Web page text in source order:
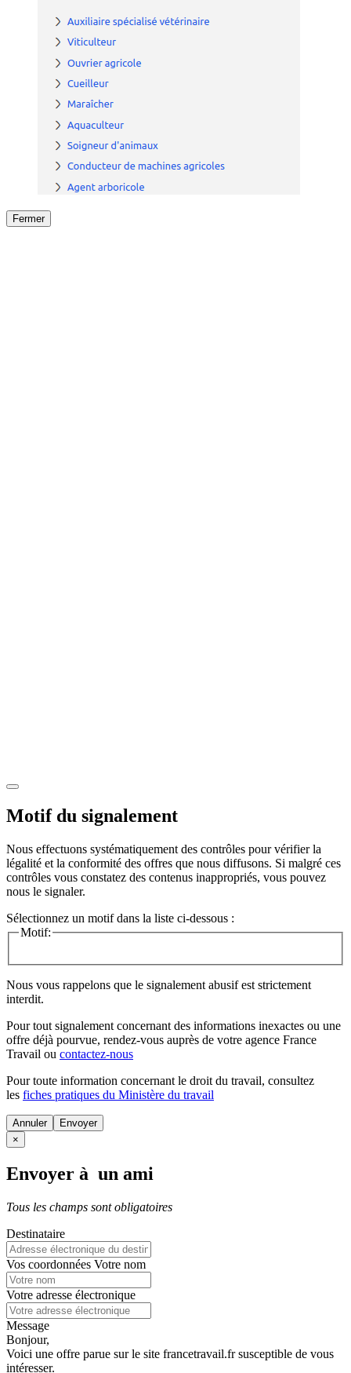
Fermer
Motif du signalement
Nous effectuons systématiquement des contrôles pour vérifier la
légalité et la conformité des offres que nous diffusons. Si malgré ces
contrôles vous constatez des contenus inappropriés, vous pouvez
nous le signaler.
Sélectionnez un motif dans la liste ci-dessous :
Motif:
Nous vous rappelons que le signalement abusif est strictement
interdit.
Pour tout signalement concernant des informations inexactes ou une
offre déjà pourvue, rendez-vous auprès de votre agence France
Travail ou contactez-nous
Pour toute information concernant le droit du travail, consultez
les fiches pratiques du Ministère du travail
Annuler
×
Envoyer à un ami
Tous les champs sont obligatoires
Destinataire
Vos coordonnées Votre nom
Votre adresse électronique
Message
Bonjour,
Voici une offre parue sur le site francetravail.fr susceptible de vous
intéresser.